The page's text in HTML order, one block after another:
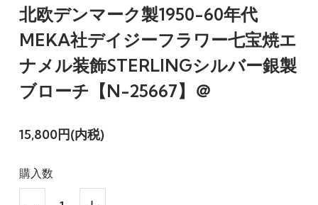
北欧デンマーク製1950-60年代
MEKA社デイジーフラワー七宝焼エ
ナメル装飾STERLINGシルバー銀製
ブローチ【N-25667】＠
15,800円(内税)
購入数